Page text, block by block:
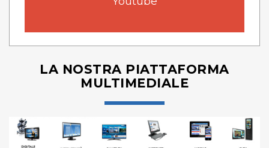
LA NOSTRA PIATTAFORMA
MULTIMEDIALE